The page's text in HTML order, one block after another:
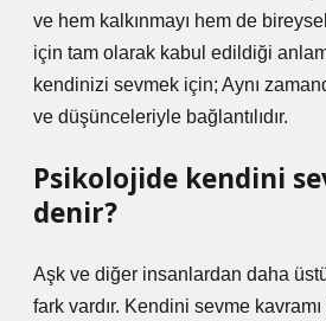
ve hem kalkınmayı hem de
için tam olarak kabul edildiği
kendinizi sevmek için; Aynı
ve düşünceleriyle bağlantılıdır.
Psikolojide kendini
denir?
Aşk ve diğer insanlardan daha
fark vardır. Kendini sevme